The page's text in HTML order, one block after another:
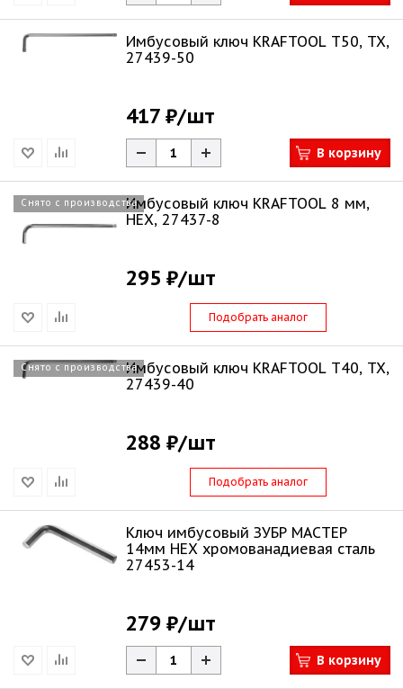
Имбусовый ключ KRAFTOOL Т50, TX,
27439-50
417 ₽/шт
В корзину
Снято с производстваИмбусовый ключ KRAFTOOL 8 мм,
HEX, 27437-8
295 ₽/шт
Подобрать аналог
Снято с производстваИмбусовый ключ KRAFTOOL Т40, TX,
27439-40
288 ₽/шт
Подобрать аналог
Ключ имбусовый ЗУБР МАСТЕР
14мм HEX хромованадиевая сталь
27453-14
279 ₽/шт
В корзину